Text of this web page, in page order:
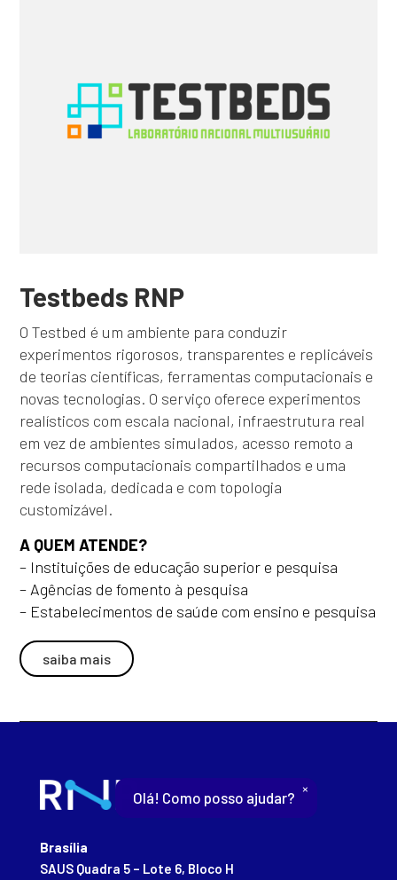
Testbeds RNP
O Testbed é um ambiente para conduzir
experimentos rigorosos, transparentes e replicáveis
de teorias científicas, ferramentas computacionais e
novas tecnologias. O serviço oferece experimentos
realísticos com escala nacional, infraestrutura real
em vez de ambientes simulados, acesso remoto a
recursos computacionais compartilhados e uma
rede isolada, dedicada e com topologia
customizável.
A QUEM ATENDE?
– Instituições de educação superior e pesquisa
– Agências de fomento à pesquisa
– Estabelecimentos de saúde com ensino e pesquisa
saiba mais
Brasília
SAUS Quadra 5 – Lote 6, Bloco H
Olá! Como posso ajudar?
×